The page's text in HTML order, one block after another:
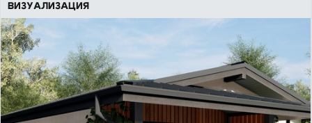
ВИЗУАЛИЗАЦИЯ